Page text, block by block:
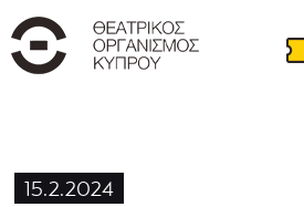
15.2.2024